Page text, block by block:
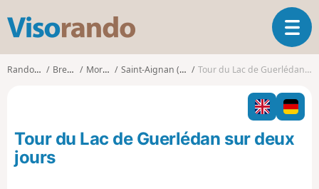
s
o
o
O
u
v
i
r
l
a
Randonnées Bretagne Morbihan Saint-Aignan (Morbihan) Tour du Lac de Guerlédan sur deux jours
Tour du Lac de Guerlédan sur deux
jours